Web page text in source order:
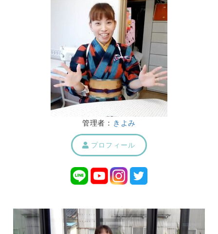
管理者： きよみ
プロフィール